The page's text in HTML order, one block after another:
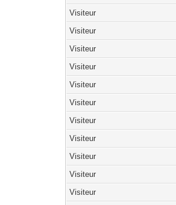
Visiteur
Visiteur
Visiteur
Visiteur
Visiteur
Visiteur
Visiteur
Visiteur
Visiteur
Visiteur
Visiteur